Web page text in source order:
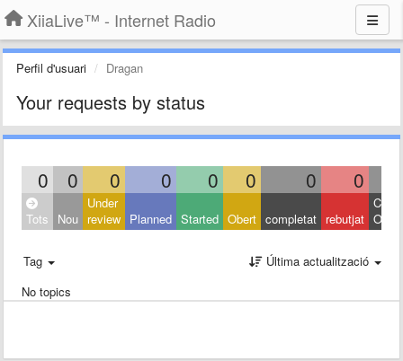
XiiaLive™ - Internet Radio
Perfil d'usuari Dragan
Your requests by status
0 0 0 0 0 0 0 0
Tots Nou
Under
review Planned Started Obert completat rebutjat Other
Tag
Última actualització
No topics